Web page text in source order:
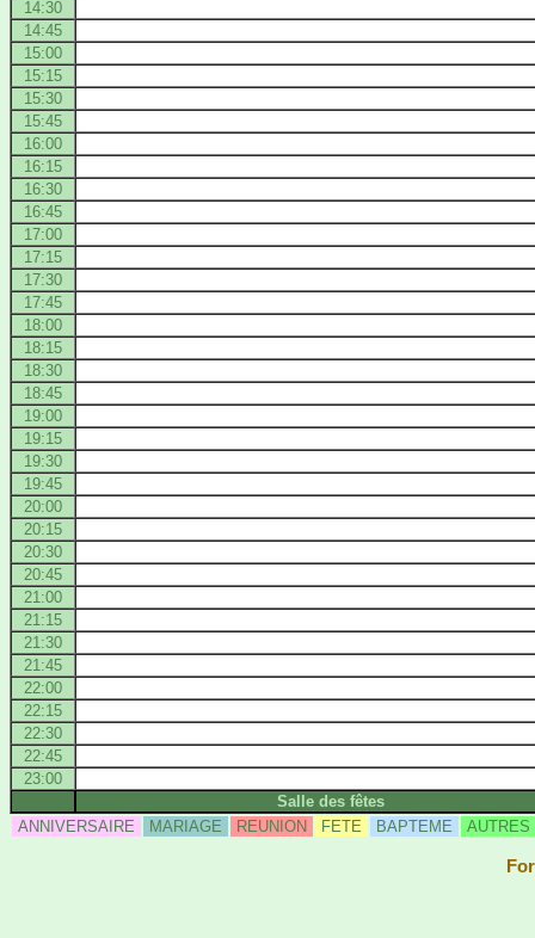
14:30
14:45
15:00
15:15
15:30
15:45
16:00
16:15
16:30
16:45
17:00
17:15
17:30
17:45
18:00
18:15
18:30
18:45
19:00
19:15
19:30
19:45
20:00
20:15
20:30
20:45
21:00
21:15
21:30
21:45
22:00
22:15
22:30
22:45
23:00
Salle des fêtes
ANNIVERSAIRE
MARIAGE REUNION FETE BAPTEME AUTRES